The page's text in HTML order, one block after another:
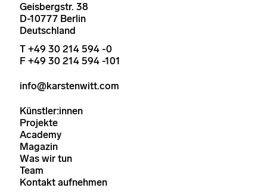
Geisbergstr. 38
D-10777 Berlin
Deutschland
T +49 30 214 594 -0
F +49 30 214 594 -101
info@karstenwitt.com
Künstler:innen
Projekte
Academy
Magazin
Was wir tun
Team
Kontakt aufnehmen